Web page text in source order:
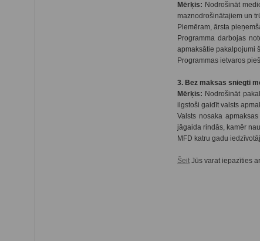
Mērķis: Nodrošināt
maznodrošinātajiem un
Piemēram, ārsta
Programma darbojas
apmaksātie pakalpojumi
Programmas ietvaros
3. Bez maksas sniegti
Mērķis: Nodrošināt
ilgstoši gaidīt valsts
Valsts nosaka
jāgaida rindās, kamēr
MFD katru gadu
Šeit Jūs varat iepazīties